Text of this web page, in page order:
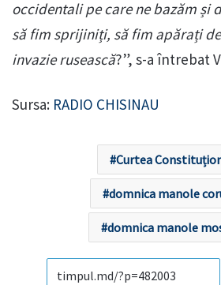
occidentali pe care ne bazăm și
să fim sprijiniți, să fim apărați
invazie rusească?”, s-a întrebat
Sursa: RADIO CHISINAU
Curtea
domnica manole
domnica manole